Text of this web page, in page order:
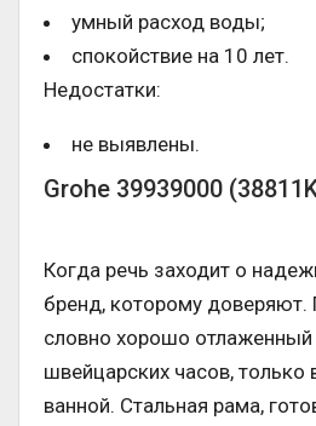
умный расход воды;
спокойствие на 10 лет.
Недостатки:
не выявлены.
Grohe 39939000
Когда речь заходит о
бренд, которому доверяют.
словно хорошо
швейцарских часов, только
ванной. Стальная рама,